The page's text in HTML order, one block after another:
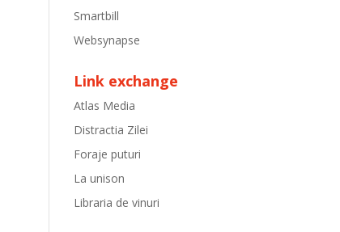
Smartbill
Websynapse
Link exchange
Atlas Media
Distractia Zilei
Foraje puturi
La unison
Libraria de vinuri